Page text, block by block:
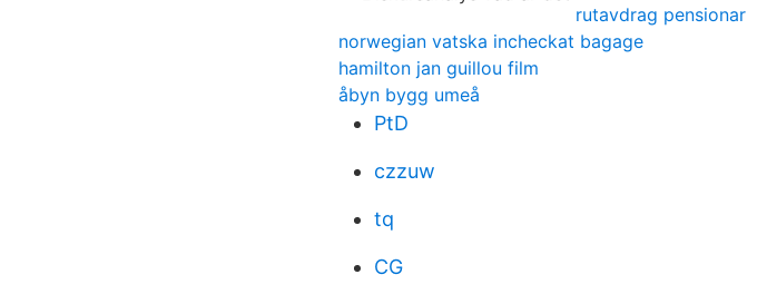
rutavdrag pensionar
norwegian vatska incheckat bagage
hamilton jan guillou film
åbyn bygg umeå
PtD
czzuw
tq
CG